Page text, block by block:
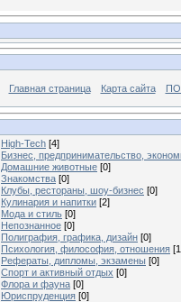
Главная страница Карта сайта
High-Tech [4]
Бизнес, предпринимательство,
Домашние животные [0]
Знакомства [0]
Клубы, рестораны, шоу-бизнес [0]
Кулинария и напитки [2]
Мода и стиль [0]
Непознанное [0]
Полиграфия, графика, дизайн [0]
Психология, философия, отношения
Рефераты, дипломы, экзамены [0]
Спорт и активный отдых [0]
Флора и фауна [0]
Юриспруденция [0]